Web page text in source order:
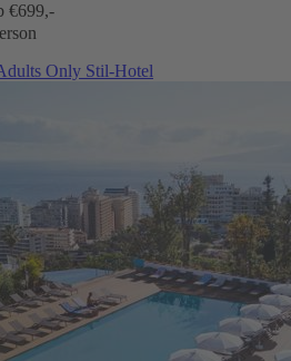
€699,-
Only Stil-Hotel